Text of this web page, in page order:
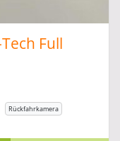
Full
Rückfahrkamera